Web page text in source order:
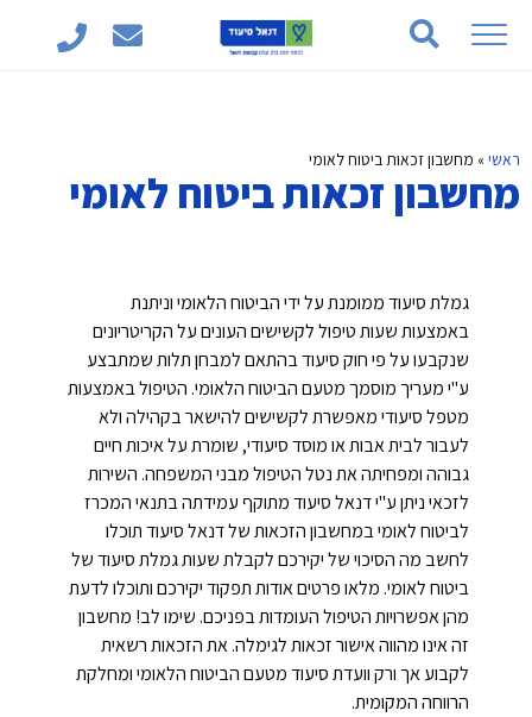
ראשי» מחשבון זכאות ביטוח לאומי
מחשבון זכאות ביטוח לאומי
גמלת סיעוד ממומנת על ידי הביטוח הלאומי וניתנת
באמצעות שעות טיפול לקשישים העונים על הקריטריונים
שנקבעו על פי חוק סיעוד בהתאם למבחן תלות שמתבצע
ע"י מעריך מוסמך מטעם הביטוח הלאומי. הטיפול באמצעות
מטפל סיעודי מאפשרת לקשישים להישאר בקהילה ולא
לעבור לבית אבות או מוסד סיעודי, שומרת על איכות חיים
גבוהה ומפחיתה את נטל הטיפול מבני המשפחה. השירות
לזכאי ניתן ע"י דנאל סיעוד מתוקף עמידתה בתנאי המכרז
לביטוח לאומי במחשבון הזכאות של דנאל סיעוד תוכלו
לחשב מה הסיכוי של יקירכם לקבלת שעות גמלת סיעוד של
ביטוח לאומי. מלאו פרטים אודות תפקוד יקירכם ותוכלו לדעת
מהן אפשרויות הטיפול העומדות בפניכם. שימו לב! מחשבון
זה אינו מהווה אישור זכאות לגימלה. את הזכאות רשאית
לקבוע אך ורק וועדת סיעוד מטעם הביטוח הלאומי ומחלקת
הרווחה המקומית.